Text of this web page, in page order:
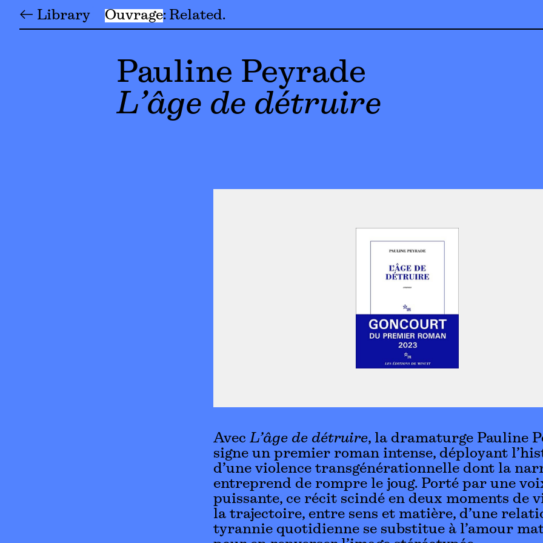
← Library Ouvrage Related
Pauline Peyrade
L’âge de détruire
Avec L’âge de détruire, la dramaturge Pauline
signe un premier roman intense, déployant
d’une violence transgénérationnelle dont la
entreprend de rompre le joug. Porté par une
puissante, ce récit scindé en deux moments de
la trajectoire, entre sens et matière, d’une
tyrannie quotidienne se substitue à l’amour